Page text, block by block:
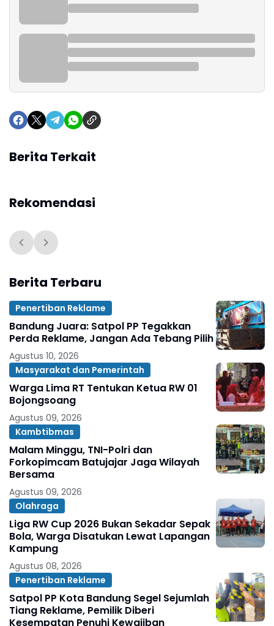
Berita Terkait
Rekomendasi
Berita Terbaru
Penertiban Reklame
Bandung Juara: Satpol PP Tegakkan
Perda Reklame, Jangan Ada Tebang Pilih
Agustus 10, 2026
Masyarakat dan Pemerintah
Warga Lima RT Tentukan Ketua RW 01
Bojongsoang
Agustus 09, 2026
Kambtibmas
Malam Minggu, TNI-Polri dan
Forkopimcam Batujajar Jaga Wilayah
Bersama
Agustus 09, 2026
Olahraga
Liga RW Cup 2026 Bukan Sekadar Sepak
Bola, Warga Disatukan Lewat Lapangan
Kampung
Agustus 08, 2026
Penertiban Reklame
Satpol PP Kota Bandung Segel Sejumlah
Tiang Reklame, Pemilik Diberi
Kesempatan Penuhi Kewajiban